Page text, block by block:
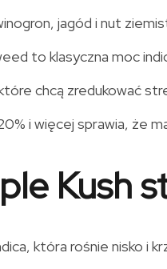
jagód i nut
to klasyczna moc
chcą zredukować
i więcej sprawia, że
Kush
która rośnie nisko i